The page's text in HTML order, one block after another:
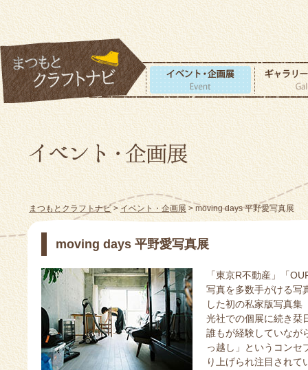
まつもとクラフトナビ>イベント・企画展> moving days 平野愛写真展
moving days 平野愛写真展
「東京R不動産」「
写真を多数手がける写
した初の私家版写真
光社での個展に続き栞
誰もが経験していなが
っ越し」というコンセ
り上げられ注目されて